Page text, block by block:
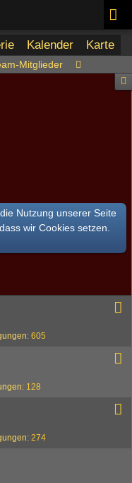
Kalender Karte
Mitglieder
Nutzung unserer Seite
wir Cookies setzen.
605
128
274